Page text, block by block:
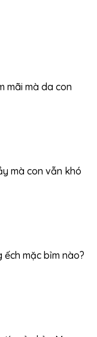
mãi mà da con
mà con vẫn khó
mặc bỉm nào?